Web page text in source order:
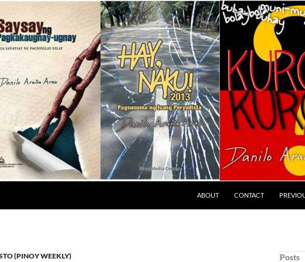
ABOUT CONTACT
(PINOY WEEKLY) Posts